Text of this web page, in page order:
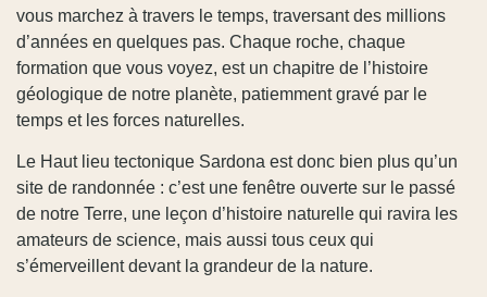
vous marchez à travers le temps, traversant des millions
d’années en quelques pas. Chaque roche, chaque
formation que vous voyez, est un chapitre de l’histoire
géologique de notre planète, patiemment gravé par le
temps et les forces naturelles.
Le Haut lieu tectonique Sardona est donc bien plus qu’un
site de randonnée : c’est une fenêtre ouverte sur le passé
de notre Terre, une leçon d’histoire naturelle qui ravira les
amateurs de science, mais aussi tous ceux qui
s’émerveillent devant la grandeur de la nature.